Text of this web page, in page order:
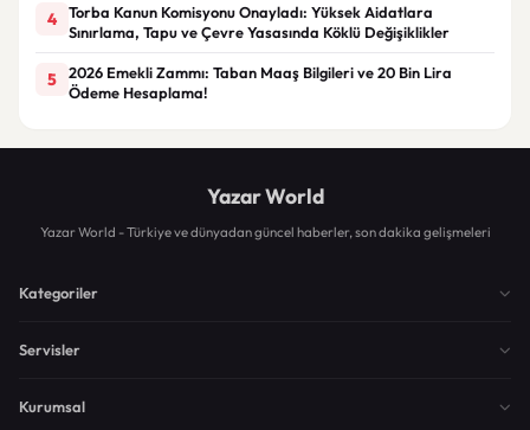
4
Torba Kanun Komisyonu Onayladı: Yüksek Aidatlara
Sınırlama, Tapu ve Çevre Yasasında Köklü Değişiklikler
5
2026 Emekli Zammı: Taban Maaş Bilgileri ve 20 Bin Lira
Ödeme Hesaplama!
Yazar World
Yazar World - Türkiye ve dünyadan güncel haberler, son dakika gelişmeleri
Kategoriler
Servisler
Kurumsal